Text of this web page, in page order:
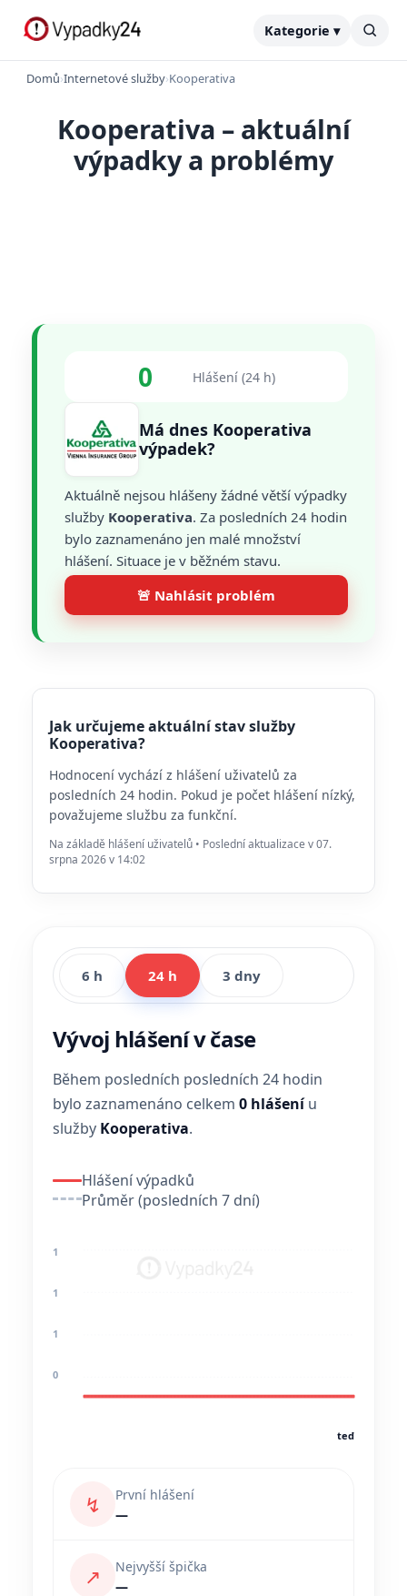
Kategorie ▾
Domů›Internetové služby›Kooperativa
Kooperativa – aktuální
výpadky a problémy
0 Hlášení (24 h)
Má dnes Kooperativa
výpadek?
Aktuálně nejsou hlášeny žádné větší výpadky
služby Kooperativa. Za posledních 24 hodin
bylo zaznamenáno jen malé množství
hlášení. Situace je v běžném stavu.
🚨 Nahlásit problém
Jak určujeme aktuální stav služby
Kooperativa?
Hodnocení vychází z hlášení uživatelů za
posledních 24 hodin. Pokud je počet hlášení nízký,
považujeme službu za funkční.
Na základě hlášení uživatelů • Poslední aktualizace v 07.
srpna 2026 v 14:02
6 h 24 h 3 dny
Vývoj hlášení v čase
Během posledních posledních 24 hodin
bylo zaznamenáno celkem 0 hlášeníu
služby Kooperativa.
Hlášení výpadků
Průměr (posledních 7 dní)
1
1
1
0
teď
↯
První hlášení
—
↗
Nejvyšší špička
—